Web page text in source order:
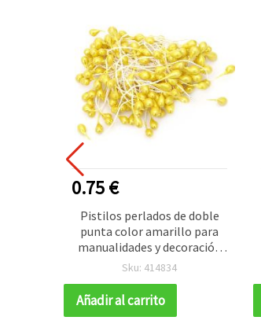
0.75 €
Pistilos perlados de doble
punta color amarillo para
manualidades y decoración
floral, 5x8x60 mm, aprox. 85
Sku: 414834
Añadir al carrito